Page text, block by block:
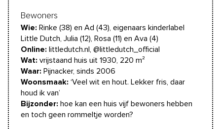
Bewoners
Wie: Rinke (38) en Ad (43), eigenaars kinderlabel
Little Dutch, Julia (12), Rosa (11) en Ava (4)
Online: littledutch.nl, @littledutch_official
Wat: vrijstaand huis uit 1930, 220 m²
Waar: Pijnacker, sinds 2006
Woonsmaak: ‘Veel wit en hout. Lekker fris, daar
houd ik van’
Bijzonder: hoe kan een huis vijf bewoners hebben
en toch geen rommeltje worden?